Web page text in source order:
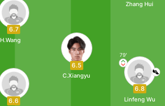
6.6
6.7
H.Wang
6.5
C.Xiangyu
6.8
79'
Linfeng Wu
Zhang Hui